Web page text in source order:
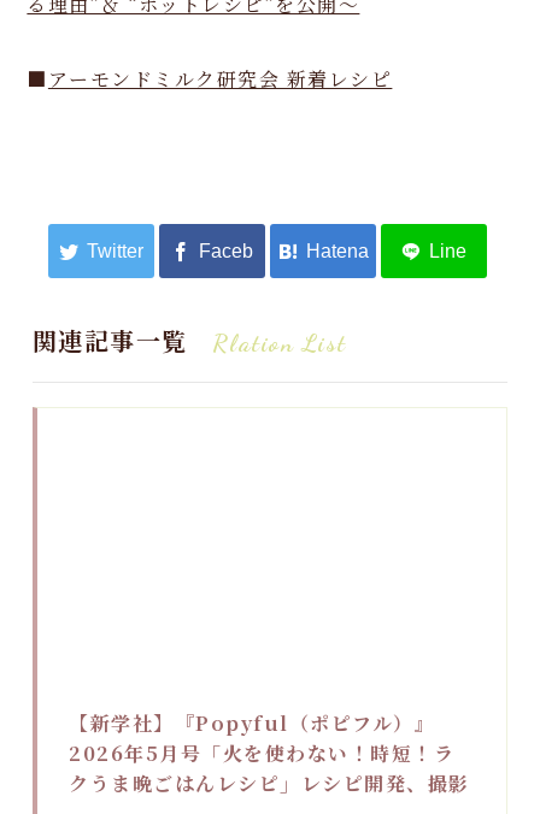
■ アーモンドミルク研究会 新着レシピ
関連記事一覧 Rlation List
【新学社】『Popyful（ポピフル）』
2026年5月号「火を使わない！時短！ラ
クうま晩ごはんレシピ」レシピ開発、撮影